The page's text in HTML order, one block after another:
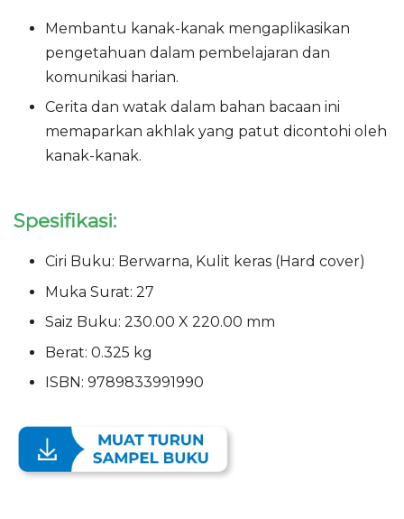
Membantu kanak-kanak mengaplikasikan
pengetahuan dalam pembelajaran dan
komunikasi harian.
Cerita dan watak dalam bahan bacaan ini
memaparkan akhlak yang patut dicontohi oleh
kanak-kanak.
Spesifikasi:
Ciri Buku: Berwarna, Kulit keras (Hard cover)
Muka Surat: 27
Saiz Buku: 230.00 X 220.00 mm
Berat: 0.325 kg
ISBN: 9789833991990